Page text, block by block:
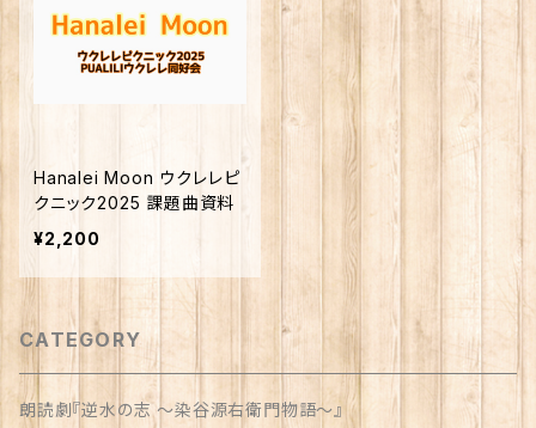
Hanalei Moon ウクレレピ
クニック2025 課題曲資料
¥2,200
CATEGORY
朗読劇『逆水の志 〜染谷源右衛門物語〜』